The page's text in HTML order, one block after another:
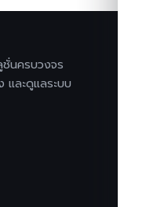
นครบวงจร
และดูแลระบบ